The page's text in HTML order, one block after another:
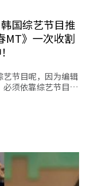
国综艺节目推
MT》一次收割
节目呢，因为编辑
必须依靠综艺节目…